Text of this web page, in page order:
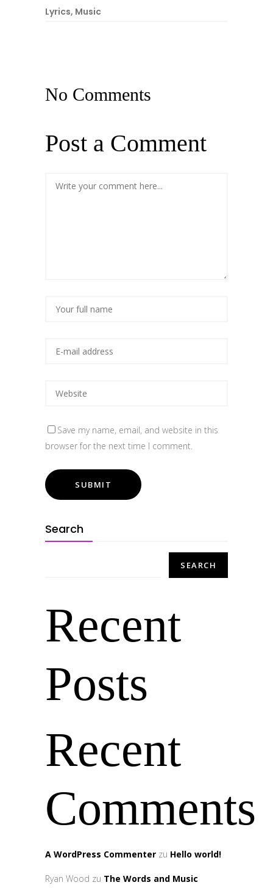
Lyrics, Music
No Comments
Post a Comment
Save my name, email, and website in this
browser for the next time I comment.
Search
SEARCH
Recent
Posts
Recent
Comments
A WordPress Commenter zu Hello world!
Ryan Wood zu The Words and Music